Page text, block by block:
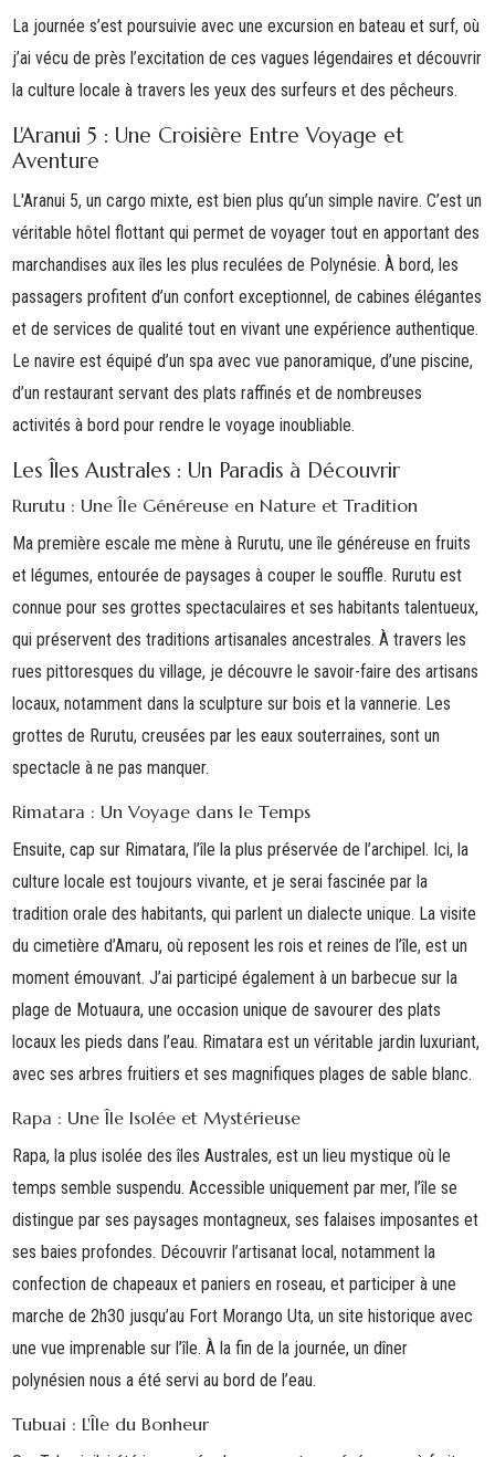
La journée s’est poursuivie avec uneexcursion en bateau et surf, où
j’ai vécu de près l’excitation de ces vagues légendaires et découvrir
la culture locale à travers les yeux des surfeurs et des pêcheurs.
L'Aranui 5 : Une Croisière Entre Voyage et
Aventure
L'Aranui 5, un cargo mixte, est bien plus qu’un simple navire. C’est un
véritable hôtel flottant qui permet de voyager tout en apportant des
marchandises aux îles les plus reculées de Polynésie. À bord, les
passagers profitent d’un confort exceptionnel, de cabines élégantes
et de services de qualité tout en vivant une expérience authentique.
Le navire est équipé d’un spa avec vue panoramique, d’une piscine,
d’un restaurant servant des plats raffinés et de nombreuses
activités à bord pour rendre le voyage inoubliable.
Les Îles Australes : Un Paradis à Découvrir
Rurutu : Une Île Généreuse en Nature et Tradition
Ma première escale me mène à Rurutu, une île généreuse en fruits
et légumes, entourée de paysages à couper le souffle. Rurutu est
connue pour ses grottes spectaculaires et ses habitants talentueux,
qui préservent des traditions artisanales ancestrales. À travers les
rues pittoresques du village, je découvre le savoir-faire des artisans
locaux, notamment dans la sculpture sur bois et la vannerie. Les
grottes de Rurutu, creusées par les eaux souterraines, sont un
spectacle à ne pas manquer.
Rimatara : Un Voyage dans le Temps
Ensuite, cap sur Rimatara, l’île la plus préservée de l’archipel. Ici, la
culture locale est toujours vivante, et je serai fascinée par la
tradition orale des habitants, qui parlent un dialecte unique. La visite
du cimetière d’Amaru, où reposent les rois et reines de l’île, est un
moment émouvant. J’ai participé également à un barbecue sur la
plage de Motuaura, une occasion unique de savourer des plats
locaux les pieds dans l’eau. Rimatara est un véritable jardin luxuriant,
avec ses arbres fruitiers et ses magnifiques plages de sable blanc.
Rapa : Une Île Isolée et Mystérieuse
Rapa, la plus isolée des îles Australes, est un lieu mystique où le
temps semble suspendu. Accessible uniquement par mer, l’île se
distingue par ses paysages montagneux, ses falaises imposantes et
ses baies profondes. Découvrir l’artisanat local, notamment la
confection de chapeaux et paniers en roseau, et participer à une
marche de 2h30 jusqu’au Fort Morango Uta, un site historique avec
une vue imprenable sur l’île. À la fin de la journée, un dîner
polynésien nous a été servi au bord de l’eau.
Tubuai : L'Île du Bonheur